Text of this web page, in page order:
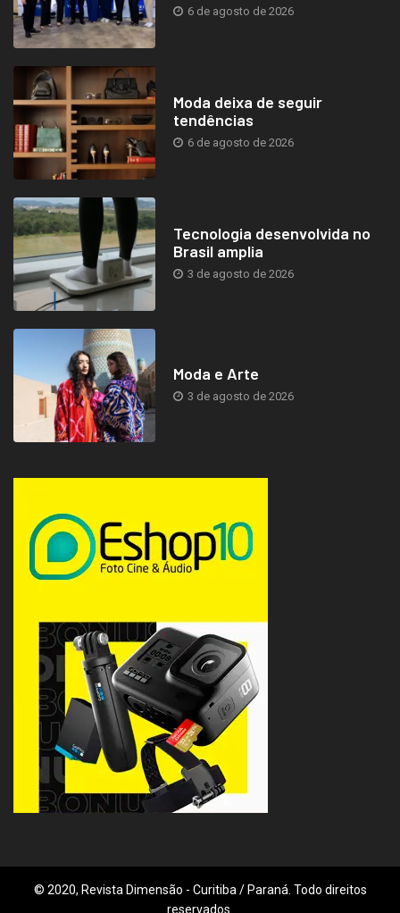
6 de agosto de 2026
Moda deixa de seguir
tendências
6 de agosto de 2026
Tecnologia desenvolvida no
Brasil amplia
3 de agosto de 2026
Moda e Arte
3 de agosto de 2026
© 2020, Revista Dimensão - Curitiba / Paraná. Todo direitos
reservados.